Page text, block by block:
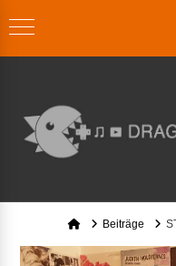
HomeBeiträge